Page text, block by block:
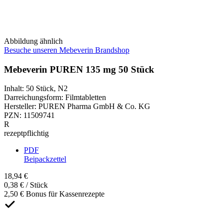
Abbildung ähnlich
Besuche unseren Mebeverin Brandshop
Mebeverin PUREN 135 mg 50 Stück
Inhalt: 50 Stück, N2
Darreichungsform: Filmtabletten
Hersteller: PUREN Pharma GmbH & Co. KG
PZN: 11509741
R
rezeptpflichtig
PDF
Beipackzettel
18,94 €
0,38 € / Stück
2,50 € Bonus für Kassenrezepte